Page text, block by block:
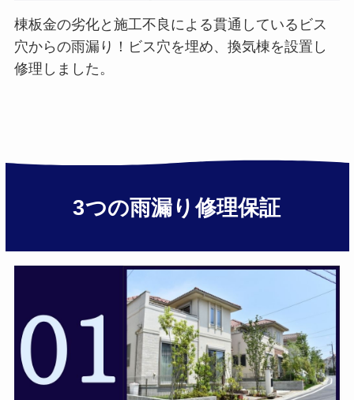
棟板金の劣化と施工不良による貫通しているビス
穴からの雨漏り！ビス穴を埋め、換気棟を設置し
修理しました。
3つの雨漏り修理保証